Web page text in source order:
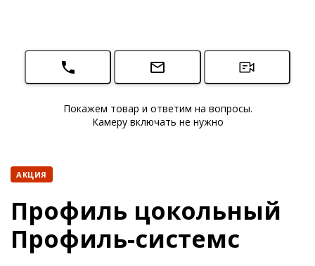
Покажем товар и ответим на вопросы.
Камеру включать не нужно
АКЦИЯ
Профиль цокольный
Профиль-системс